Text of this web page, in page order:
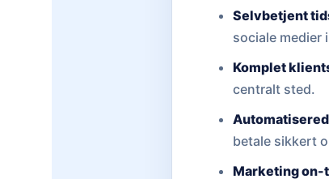
Selvbetjent
sociale medier
Komplet
centralt sted.
betale sikkert
Marketing on-